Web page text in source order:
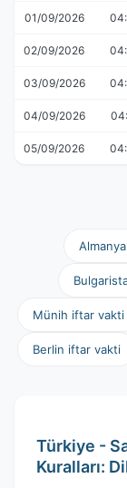
01/09/2026
02/09/2026
03/09/2026
04/09/2026
05/09/2026
Münih iftar vakti
Berlin iftar vakti
Türkiye -
Kuralları: